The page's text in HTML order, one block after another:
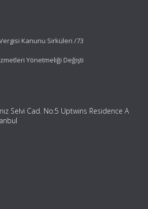
Kanunu Sirküleri /73
Yönetmeliği Değişti
Selvi Cad. No:5 Uptwins Residence A